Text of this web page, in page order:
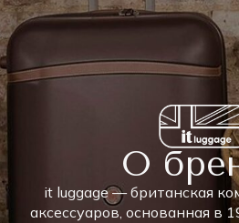
О
it luggage — британская
аксессуаров, основанная в